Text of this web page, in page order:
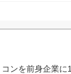
ンを前身企業